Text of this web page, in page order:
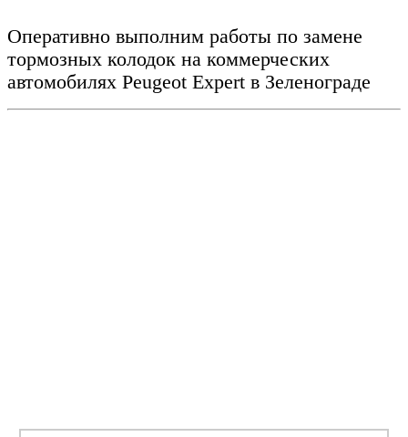
Оперативно выполним работы по замене
тормозных колодок на коммерческих
автомобилях Peugeot Expert в Зеленограде